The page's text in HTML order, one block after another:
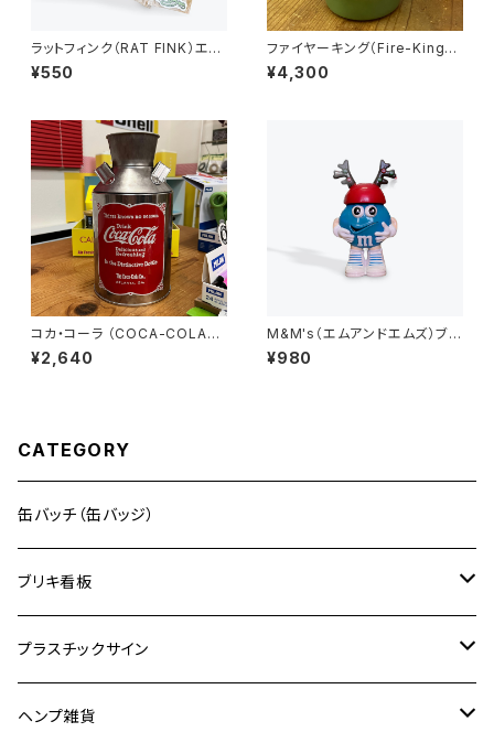
ラットフィンク（RAT FINK）エア
フレッシュナー
¥550
ファイヤーキング（Fire-King）
グリーン スタッキングマグ 緑（G
S-001）
¥4,300
コカ・コーラ （COCA-COLA）ミ
ルク缶
¥2,640
M&M's（エムアンドエムズ）ブル
ー ディスペンサー フィギュア M
ツノ
¥980
CATEGORY
缶バッチ（缶バッジ）
ブリキ看板
ドリンク
食品
プラスチックサイン
映画
ヘンプ雑貨